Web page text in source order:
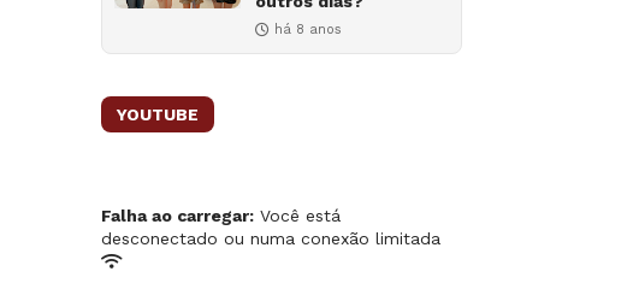
há 8 anos
YOUTUBE
Falha ao carregar: Você está
desconectado ou numa conexão limitada